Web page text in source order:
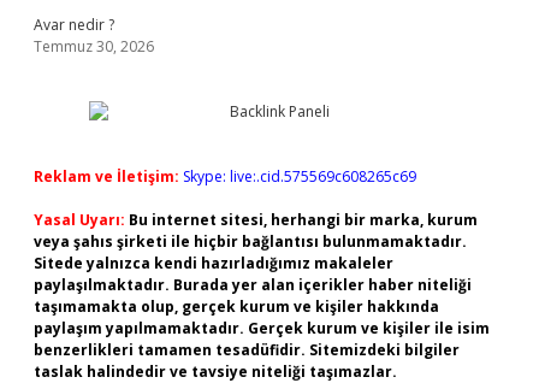
Avar nedir ?
Temmuz 30, 2026
Reklam ve İletişim: Skype: live:.cid.575569c608265c69
Yasal Uyarı: Bu internet sitesi, herhangi bir marka, kurum
veya şahıs şirketi ile hiçbir bağlantısı bulunmamaktadır.
Sitede yalnızca kendi hazırladığımız makaleler
paylaşılmaktadır. Burada yer alan içerikler haber niteliği
taşımamakta olup, gerçek kurum ve kişiler hakkında
paylaşım yapılmamaktadır. Gerçek kurum ve kişiler ile isim
benzerlikleri tamamen tesadüfidir. Sitemizdeki bilgiler
taslak halindedir ve tavsiye niteliği taşımazlar.